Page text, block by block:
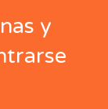
y